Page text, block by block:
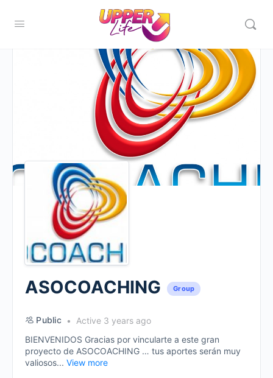
ASOCOACHING Group
Public
Active 3 years ago
BIENVENIDOS Gracias por vincularte a este gran
proyecto de ASOCOACHING … tus aportes serán muy
valiosos... View more